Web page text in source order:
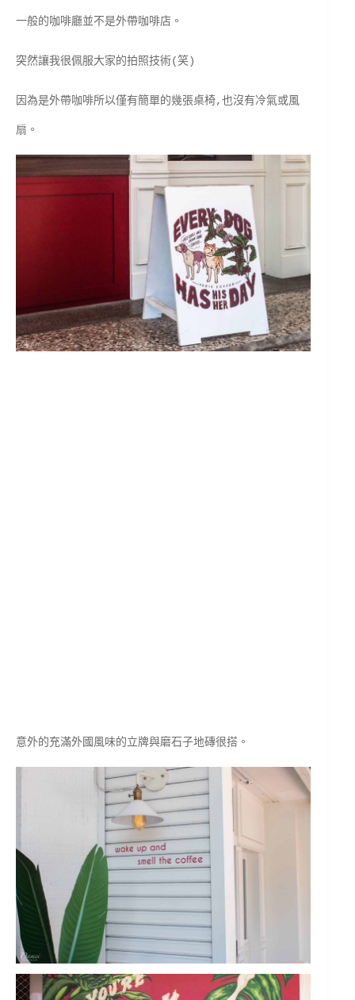
一般的咖啡廳並不是外帶咖啡店。
突然讓我很佩服大家的拍照技術(笑)
因為是外帶咖啡所以僅有簡單的幾張桌椅,也沒有冷氣或風
扇。
意外的充滿外國風味的立牌與磨石子地磚很搭。